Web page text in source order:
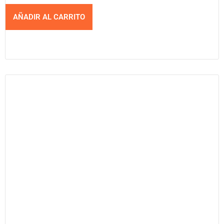
AÑADIR AL CARRITO